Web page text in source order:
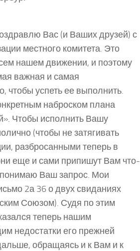
Вас (и Ваших друзей) с
местного комитета. Это
нашем движении, и поэтому
важная и самая
чтобы успеть ее выполнить.
наброском плана
Чтобы исполнить Вашу
(чтобы не затягивать
разбросанными теперь в
еще и сами припишут Вам что-
Ваш запрос. Мои
2а 36 о двух свиданиях
Союзом). Судя по этим
теперь нашим
недостатки его прежней
обращаясь и к Вам и к